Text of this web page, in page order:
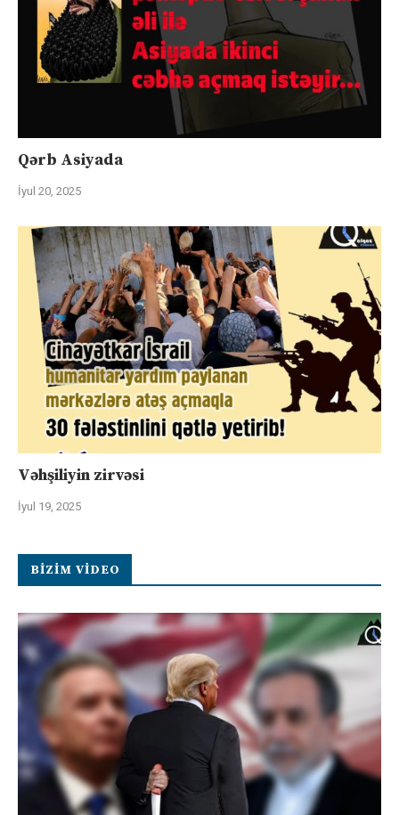
Qərb Asiyada
İyul 20, 2025
Vəhşiliyin zirvəsi
İyul 19, 2025
BIZIM VIDEO